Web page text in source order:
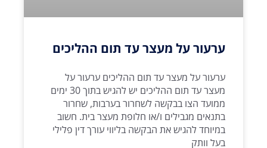
ערעור על מעצר עד תום ההליכים
ערעור על מעצר עד תום ההליכים ערעור על
מעצר עד תום ההליכים יש להגיש בתוך 30 ימים
ממועד הצו בבקשה לשחרור בערבות, שחרור
בתנאים מגבילים ו/או חלופת מעצר בית. חשוב
במיוחד להגיש את הבקשה בליווי עורך דין פלילי
בעל וותק